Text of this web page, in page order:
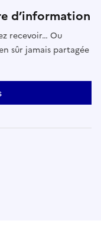
d’information
recevoir… Ou
sûr jamais partagée